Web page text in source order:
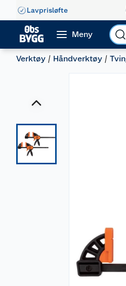
Lavprisløfte
Meny
Verktøy Håndverktøy